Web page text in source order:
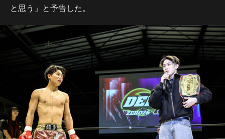
と思う」と予告した。